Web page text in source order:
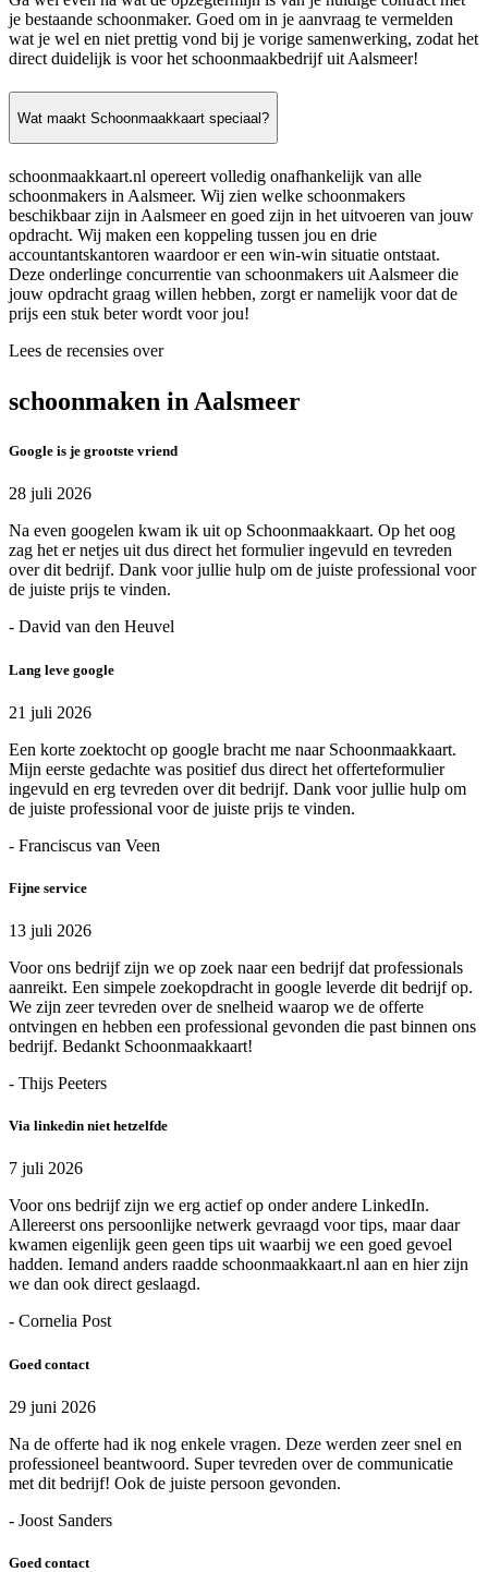
je bestaande schoonmaker. Goed om in je aanvraag te vermelden
wat je wel en niet prettig vond bij je vorige samenwerking, zodat het
direct duidelijk is voor het schoonmaakbedrijf uit Aalsmeer!
Wat maakt Schoonmaakkaart speciaal?
schoonmaakkaart.nl opereert volledig onafhankelijk van alle
schoonmakers in Aalsmeer. Wij zien welke schoonmakers
beschikbaar zijn in Aalsmeer en goed zijn in het uitvoeren van jouw
opdracht. Wij maken een koppeling tussen jou en drie
accountantskantoren waardoor er een win-win situatie ontstaat.
Deze onderlinge concurrentie van schoonmakers uit Aalsmeer die
jouw opdracht graag willen hebben, zorgt er namelijk voor dat de
prijs een stuk beter wordt voor jou!
Lees de recensies over
schoonmaken in Aalsmeer
Google is je grootste vriend
28 juli 2026
Na even googelen kwam ik uit op Schoonmaakkaart. Op het oog
zag het er netjes uit dus direct het formulier ingevuld en tevreden
over dit bedrijf. Dank voor jullie hulp om de juiste professional voor
de juiste prijs te vinden.
- David van den Heuvel
Lang leve google
21 juli 2026
Een korte zoektocht op google bracht me naar Schoonmaakkaart.
Mijn eerste gedachte was positief dus direct het offerteformulier
ingevuld en erg tevreden over dit bedrijf. Dank voor jullie hulp om
de juiste professional voor de juiste prijs te vinden.
- Franciscus van Veen
Fijne service
13 juli 2026
Voor ons bedrijf zijn we op zoek naar een bedrijf dat professionals
aanreikt. Een simpele zoekopdracht in google leverde dit bedrijf op.
We zijn zeer tevreden over de snelheid waarop we de offerte
ontvingen en hebben een professional gevonden die past binnen ons
bedrijf. Bedankt Schoonmaakkaart!
- Thijs Peeters
Via linkedin niet hetzelfde
7 juli 2026
Voor ons bedrijf zijn we erg actief op onder andere LinkedIn.
Allereerst ons persoonlijke netwerk gevraagd voor tips, maar daar
kwamen eigenlijk geen geen tips uit waarbij we een goed gevoel
hadden. Iemand anders raadde schoonmaakkaart.nl aan en hier zijn
we dan ook direct geslaagd.
- Cornelia Post
Goed contact
29 juni 2026
Na de offerte had ik nog enkele vragen. Deze werden zeer snel en
professioneel beantwoord. Super tevreden over de communicatie
met dit bedrijf! Ook de juiste persoon gevonden.
- Joost Sanders
Goed contact